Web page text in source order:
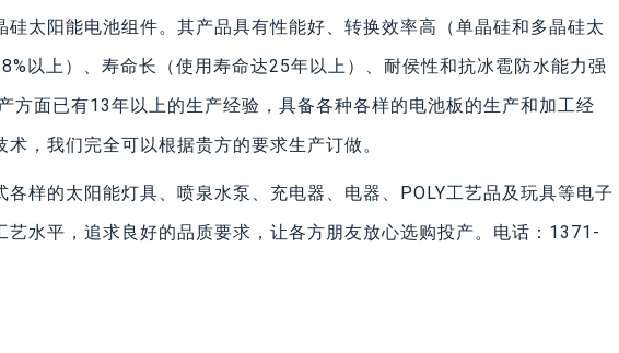
太阳能电池组件。其产品具有性能好、转换效率高（单晶硅和多晶硅太
以上）、寿命长（使用寿命达25年以上）、耐侯性和抗冰雹防水能力强
方面已有13年以上的生产经验，具备各种各样的电池板的生产和加工经
，我们完全可以根据贵方的要求生产订做。
样的太阳能灯具、喷泉水泵、充电器、电器、POLY工艺品及玩具等电子
艺水平，追求良好的品质要求，让各方朋友放心选购投产。电话：1371-